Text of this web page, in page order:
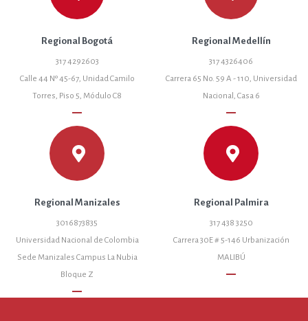
Regional Bogotá
317 4292603
Calle 44 Nº 45-67, Unidad Camilo
Torres, Piso 5, Módulo C8
remove
Regional Medellín
317 4326406
Carrera 65 No. 59 A - 110, Universidad
Nacional, Casa 6
remove
Regional Manizales
3016873835
Universidad Nacional de Colombia
Sede Manizales Campus La Nubia
Bloque Z
remove
Regional Palmira
317 438 3250
Carrera 30E # 5-146 Urbanización
MALIBÚ
remove